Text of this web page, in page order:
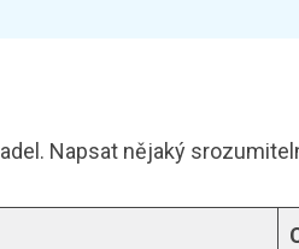
Napsat nějaký